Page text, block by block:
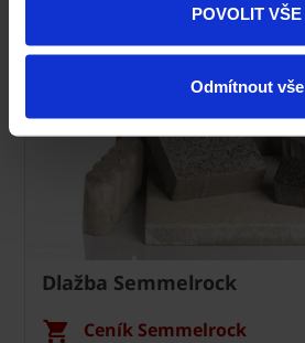
POVOLIT VŠE
Odmítnout vše
Dlažba Semmelrock
Ceník Semmelrock